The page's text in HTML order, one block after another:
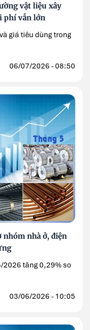
vật liệu xây
phí vẫn lớn
giá tiêu dùng trong
06/07/2026 - 08:50
nhóm nhà ở, điện
2026 tăng 0,29% so
03/06/2026 - 10:05